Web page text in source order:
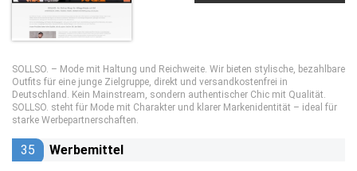
SOLLSO. – Mode mit Haltung und Reichweite. Wir bieten stylische, bezahlbare
Outfits für eine junge Zielgruppe, direkt und versandkostenfrei in
Deutschland. Kein Mainstream, sondern authentischer Chic mit Qualität.
SOLLSO. steht für Mode mit Charakter und klarer Markenidentität – ideal für
starke Werbepartnerschaften.
35 Werbemittel